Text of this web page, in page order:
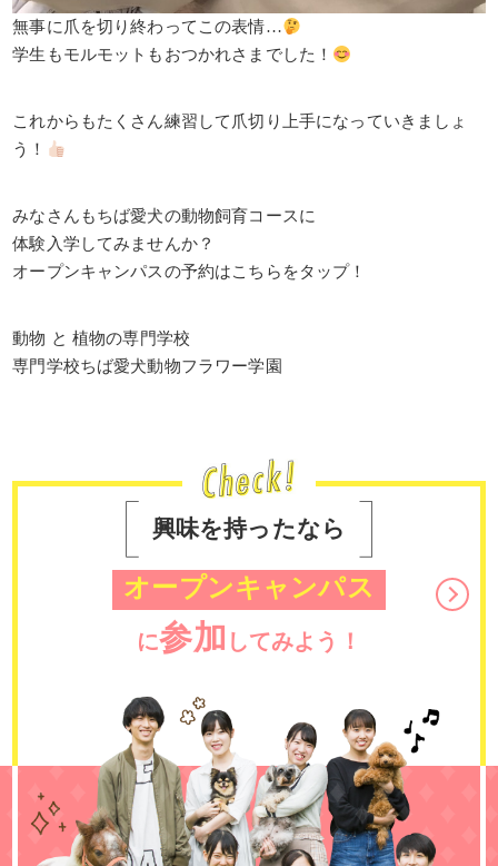
無事に爪を切り終わってこの表情…
学生もモルモットもおつかれさまでした！
これからもたくさん練習して爪切り上手になっていきましょ
う！
みなさんもちば愛犬の動物飼育コースに
体験入学してみませんか？
オープンキャンパスの予約はこちらをタップ！
動物 と 植物の専門学校
専門学校ちば愛犬動物フラワー学園
興味を持ったなら
オープンキャンパス
に参加 してみよう！